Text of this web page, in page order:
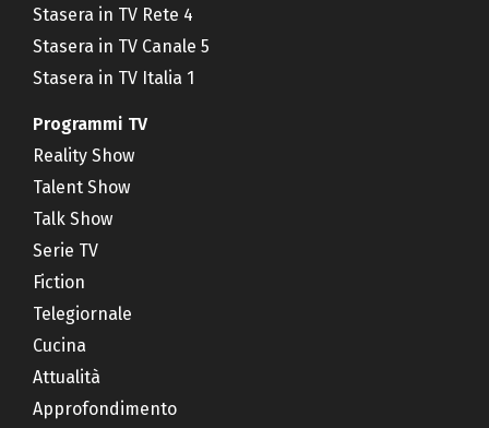
Stasera in TV Rete 4
Stasera in TV Canale 5
Stasera in TV Italia 1
Programmi TV
Reality Show
Talent Show
Talk Show
Serie TV
Fiction
Telegiornale
Cucina
Attualità
Approfondimento